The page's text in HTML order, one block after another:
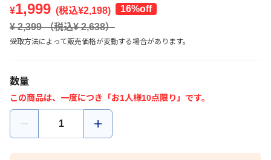
¥1,999 (税込¥2,198)
16%off
¥ 2,399（税込¥2,638）
受取方法によって販売価格が変動する場合があります。
数量
この商品は、一度につき「お1人様10点限り」です。